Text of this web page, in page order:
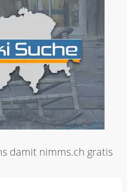
damit nimms.ch gratis